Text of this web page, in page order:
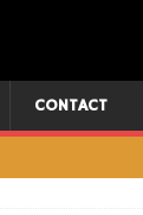
CONTACT